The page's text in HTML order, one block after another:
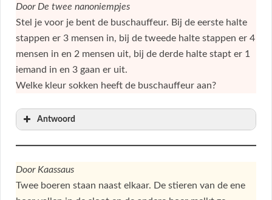
Door De twee nanoniempjes
Stel je voor je bent de buschauffeur. Bij de eerste halte
stappen er 3 mensen in, bij de tweede halte stappen er 4
mensen in en 2 mensen uit, bij de derde halte stapt er 1
iemand in en 3 gaan er uit.
Welke kleur sokken heeft de buschauffeur aan?
Antwoord
Door Kaassaus
Twee boeren staan naast elkaar. De stieren van de ene